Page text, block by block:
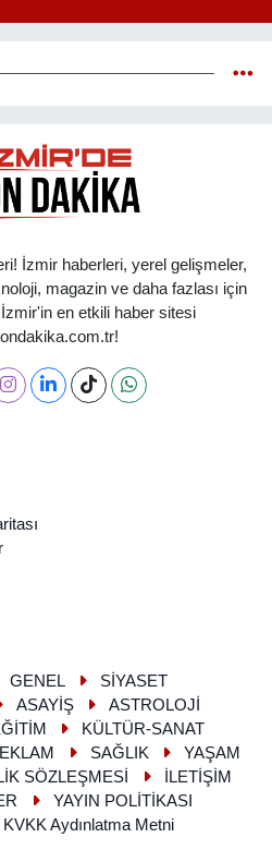
İzmir haberleri, yerel gelişmeler,
magazin ve daha fazlası için
en etkili haber sitesi
GENEL
SİYASET
ASAYİŞ
ASTROLOJİ
KÜLTÜR-SANAT
SAĞLIK
YAŞAM
SÖZLEŞMESİ
İLETİŞİM
YAYIN POLİTİKASI
KVKK Aydınlatma Metni